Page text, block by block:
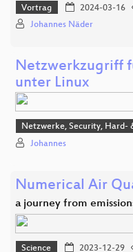
Vortrag 2024-03-16
Johannes Näder
Netzwerkzugriff
unter Linux
Netzwerke, Security, Hard-
Johannes
Numerical Air
a journey from
Science 2023-12-29